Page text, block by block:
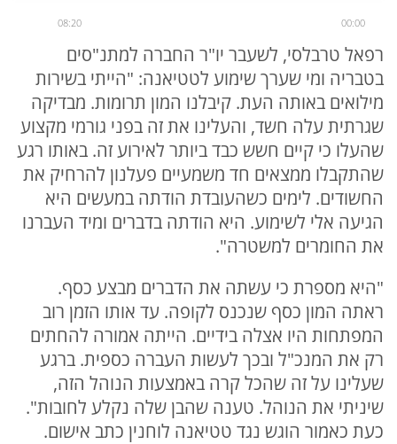
00:00
08:20
רפאל טרבלסי, לשעבר יו"ר החברה למתנ"סים
בטבריה ומי שערך שימוע לטטיאנה: "הייתי בשירות
מילואים באותה העת. קיבלנו המון תרומות. מבדיקה
שגרתית עלה חשד, והעלינו את זה בפני גורמי מקצוע
שהעלו כי קיים חשש כבד ביותר לאירוע זה. באותו רגע
שהתקבלו ממצאים חד משמעיים פעלנון להרחיק את
החשודים. לימים כשהעובדת הודתה במעשים היא
הגיעה אלי לשימוע. היא הודתה בדברים ומיד העברנו
את החומרים למשטרה".
"היא מספרת כי עשתה את הדברים מבצע כסף.
ראתה המון כסף שנכנס לקופה. עד אותו הזמן רוב
המפתחות היו אצלה בידיים. הייתה אמורה להחתים
רק את המנכ"ל ובכך לעשות העברה כספית. ברגע
שעלינו על זה שהכל קרה באמצעות הנוהל הזה,
שיניתי את הנוהל. טענה שהבן שלה נקלע לחובות".
כעת כאמור הוגש נגד טטיאנה לוחנין כתב אישום.